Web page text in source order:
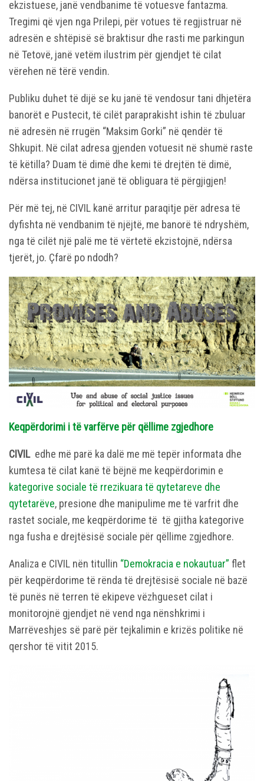
ekzistuese, janë vendbanime të votuesve fantazma.
Tregimi që vjen nga Prilepi, për votues të regjistruar në
adresën e shtëpisë së braktisur dhe rasti me parkingun
në Tetovë, janë vetëm ilustrim për gjendjet të cilat
vërehen në tërë vendin.
Publiku duhet të dijë se ku janë të vendosur tani dhjetëra
banorët e Pustecit, të cilët paraprakisht ishin të zbuluar
në adresën në rrugën “Maksim Gorki” në qendër të
Shkupit. Në cilat adresa gjenden votuesit në shumë raste
të këtilla? Duam të dimë dhe kemi të drejtën të dimë,
ndërsa institucionet janë të obliguara të përgjigjen!
Për më tej, në CIVIL kanë arritur paraqitje për adresa të
dyfishta në vendbanim të njëjtë, me banorë të ndryshëm,
nga të cilët një palë me të vërtetë ekzistojnë, ndërsa
tjerët, jo. Çfarë po ndodh?
Keqpërdorimi i të varfërve për qëllime zgjedhore
CIVIL edhe më parë ka dalë me më tepër informata dhe
kumtesa të cilat kanë të bëjnë me keqpërdorimin e
kategorive sociale të rrezikuara të qytetareve dhe
qytetarëve, presione dhe manipulime me të varfrit dhe
rastet sociale, me keqpërdorime të të gjitha kategorive
nga fusha e drejtësisë sociale për qëllime zgjedhore.
Analiza e CIVIL nën titullin “Demokracia e nokautuar” flet
për keqpërdorime të rënda të drejtësisë sociale në bazë
të punës në terren të ekipeve vëzhgueset cilat i
monitorojnë gjendjet në vend nga nënshkrimi i
Marrëveshjes së parë për tejkalimin e krizës politike në
qershor të vitit 2015.